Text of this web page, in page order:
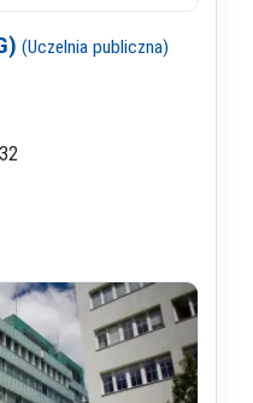
(Uczelnia publiczna)